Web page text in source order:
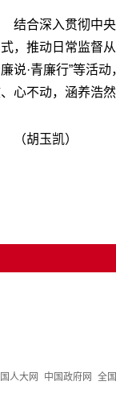
结合深入贯彻中
，推动日常监督
说·青廉行”等活
心不动，涵养浩
（胡玉凯）
人大网 中国政府网 全